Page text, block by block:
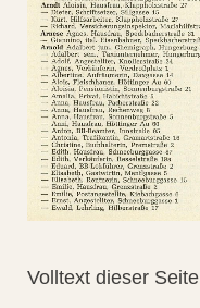
Volltext dieser Seite